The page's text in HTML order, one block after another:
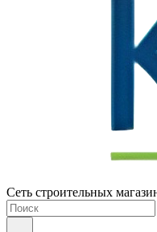
Сеть строительных